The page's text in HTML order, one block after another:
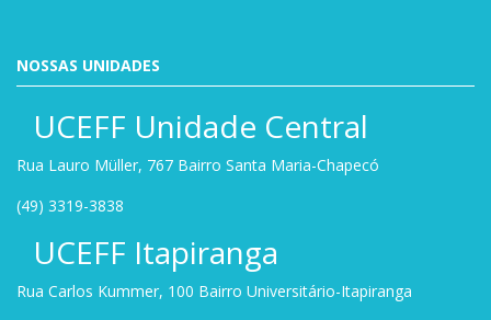
NOSSAS UNIDADES
UCEFF Unidade Central
Rua Lauro Müller, 767 Bairro Santa Maria-Chapecó
(49) 3319-3838
UCEFF Itapiranga
Rua Carlos Kummer, 100 Bairro Universitário-Itapiranga